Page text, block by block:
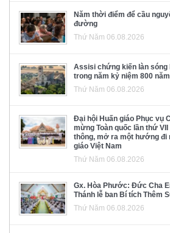
Năm thời điểm để cầu
đường
Thứ Năm 06.08.2026
Assisi chứng kiến làn
trong năm kỷ niệm 800
Thứ Năm 06.08.2026
Đại hội Huấn giáo Phục vụ
mừng Toàn quốc lần thứ
thông, mở ra một hướng đi
giáo Việt Nam
Thứ Năm 06.08.2026
Gx. Hòa Phước: Đức Cha
Thánh lễ ban Bí tích Thêm
Thứ Năm 06.08.2026